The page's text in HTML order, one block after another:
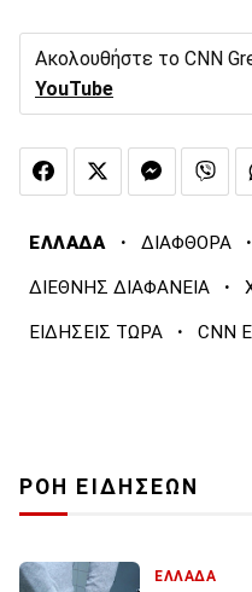
Ακολουθήστε το CNN
YouTube
ΕΛΛΑΔΑ · ΔΙΑΦΘΟΡΑ ·
ΔΙΕΘΝΗΣ ΔΙΑΦΑΝΕΙΑ ·
ΕΙΔΗΣΕΙΣ ΤΩΡΑ · CNN
ΡΟΗ ΕΙΔΗΣΕΩΝ
ΕΛΛΑΔΑ